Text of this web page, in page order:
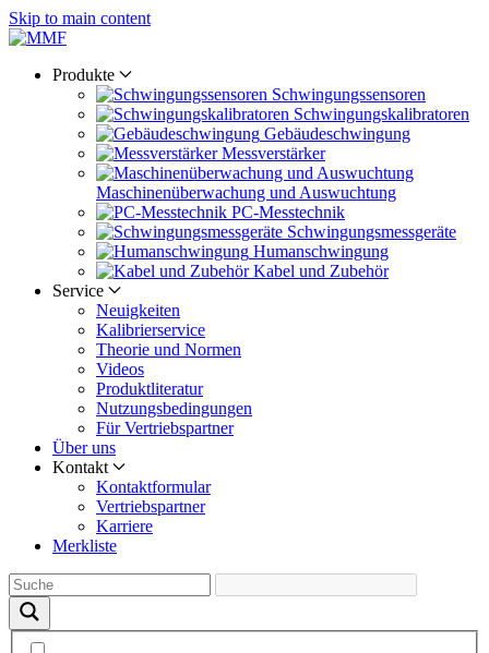
Skip to main content
Produkte
Schwingungs­sensoren
Schwingungs­kalibratoren
Gebäude­schwingung
Messverstärker
Maschinen­überwachung und Auswuchtung
PC-Messtechnik
Schwingungs­messgeräte
Human­schwingung
Kabel und Zubehör
Service
Neuigkeiten
Kalibrier­service
Theorie und Normen
Videos
Produkt­literatur
Nutzungs­bedingungen
Für Vertriebs­partner
Über uns
Kontakt
Kontaktformular
Vertriebs­partner
Karriere
Merkliste